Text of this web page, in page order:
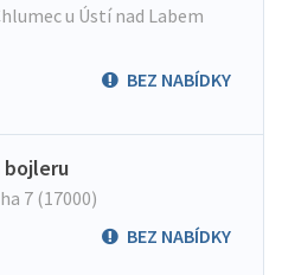
u Ústí nad Labem
BEZ NABÍDKY
7 (17000)
BEZ NABÍDKY